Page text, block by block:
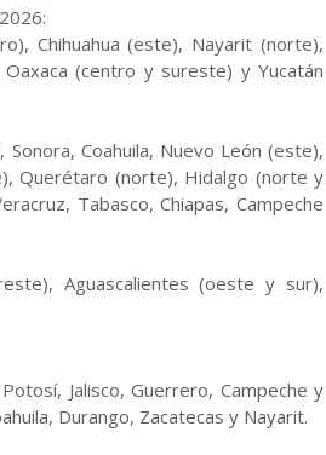
Chihuahua (este), Nayarit (norte),
(centro y sureste) y Yucatán
Coahuila, Nuevo León (este),
Querétaro (norte), Hidalgo (norte y
Tabasco, Chiapas, Campeche
Aguascalientes (oeste y sur),
Jalisco, Guerrero, Campeche y
Durango, Zacatecas y Nayarit.